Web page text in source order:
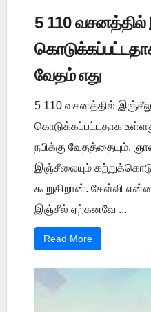
5 110
வேதம் எது
5 110 வசனத்தில்
கொடுக்கப்பட்டதாக
நபிக்கு வேதத்தையும்,
இஞ்சீலையும்
கூறுகிறான். கேள்வி
இஞ்சீல் ஏற்கனவே ...
Read More